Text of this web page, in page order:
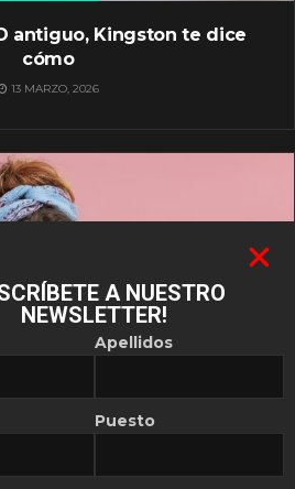
antiguo, Kingston te dice
cómo
13 MARZO, 2026
A NUESTRO
NEWSLETTER!
Apellidos
Puesto